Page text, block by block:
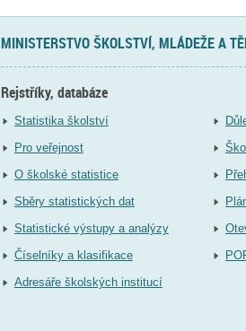
MINISTERSTVO ŠKOLSTVÍ, MLÁDEŽE A
Rejstříky, databáze
Statistika školství
Pro veřejnost
O školské statistice
Sběry statistických dat
Statistické výstupy a analýzy
Číselníky a klasifikace
Adresáře školských institucí